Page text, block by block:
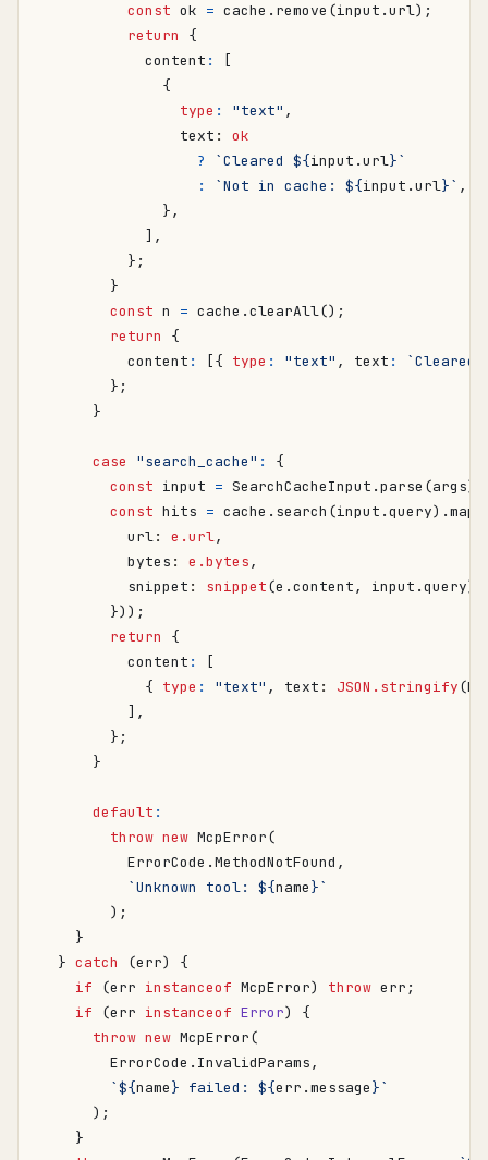
const ok = cache . remove (input .url);
return
{
content :
[
{
type : "text" ,
text : ok
?
`Cleared ${input .url}`
:
`Not in cache: ${input .url}` ,
},
],
};
}
const n = cache .clearAll();
return
{
content : [{ type : "text" , text : `Cleared
};
}
case "search_cache" :
{
const input = SearchCacheInput .parse (args);
const hits = cache . search (input .query).map
url: e.url,
bytes : e.bytes,
snippet : snippet(e .content, input .query),
}));
return
{
content :
[
{ type : "text" , text : JSON.stringify(
],
};
}
default :
throw new McpError(
ErrorCode .MethodNotFound ,
`Unknown tool: ${name}`
);
}
} catch (err)
{
if
(err instanceof McpError) throw err ;
if
(err instanceof Error)
{
throw new McpError(
ErrorCode . InvalidParams,
`${name} failed: ${err .message}`
);
}